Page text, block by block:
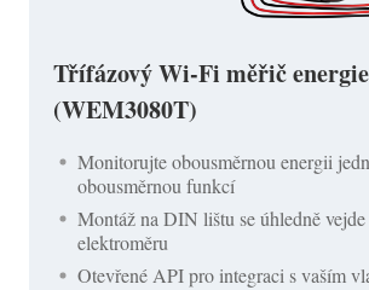
Třífázový Wi-Fi měřič energie
(WEM3080T)
Monitorujte obousměrnou energii
obousměrnou funkcí
Montáž na DIN lištu se úhledně
elektroměru
Otevřené API pro integraci s vaším